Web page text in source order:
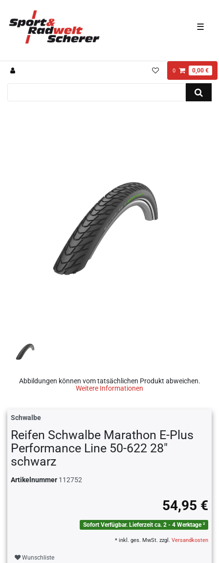
☰
0 0,00 €
Abbildungen können vom tatsächlichen Produkt abweichen.
Weitere Informationen
Schwalbe
Reifen Schwalbe Marathon E-Plus
Performance Line 50-622 28"
schwarz
Artikelnummer 112752
54,95 €
Sofort Verfügbar. Lieferzeit ca. 2 - 4 Werktage ²
* inkl. ges. MwSt. zzgl. Versandkosten
Wunschliste